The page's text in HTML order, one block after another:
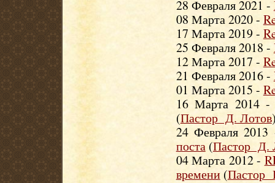
28 Февраля 2021 -
08 Марта 2020 -
17 Марта 2019 -
25 Февраля 2018 -
12 Марта 2017 -
21 Февраля 2016 -
01 Марта 2015 -
16 Марта 2014
(Пастор Д. Лотов
24 Февраля
поста(Пастор Д.
04 Марта 2012 -
времени(Пастор